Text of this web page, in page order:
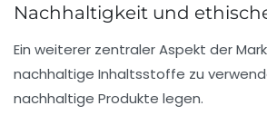
Nachhaltigkeit und
Ein weiterer zentraler Aspekt der
nachhaltige Inhaltsstoffe zu
nachhaltige Produkte legen.